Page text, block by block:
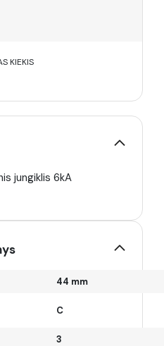
KIEKIS
jungiklis 6kA
44 mm
C
3